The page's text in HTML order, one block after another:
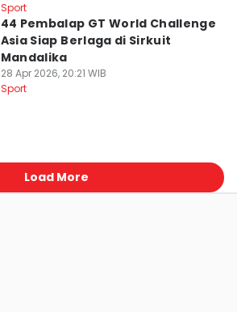
Sport
44 Pembalap GT World Challenge
Asia Siap Berlaga di Sirkuit
Mandalika
28 Apr 2026, 20:21 WIB
Sport
Load More